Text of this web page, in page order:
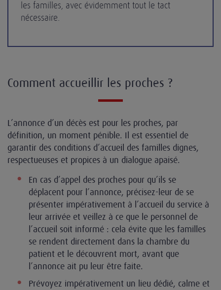
les familles, avec évidemment tout le tact
nécessaire.
Comment accueillir les proches ?
L’annonce d’un décès est pour les proches, par
définition, un moment pénible. Il est essentiel de
garantir des conditions d’accueil des familles dignes,
respectueuses et propices à un dialogue apaisé.
En cas d’appel des proches pour qu’ils se
déplacent pour l’annonce, précisez-leur de se
présenter impérativement à l’accueil du service à
leur arrivée et veillez à ce que le personnel de
l’accueil soit informé : cela évite que les familles
se rendent directement dans la chambre du
patient et le découvrent mort, avant que
l’annonce ait pu leur être faite.
Prévoyez impérativement un lieu dédié, calme et